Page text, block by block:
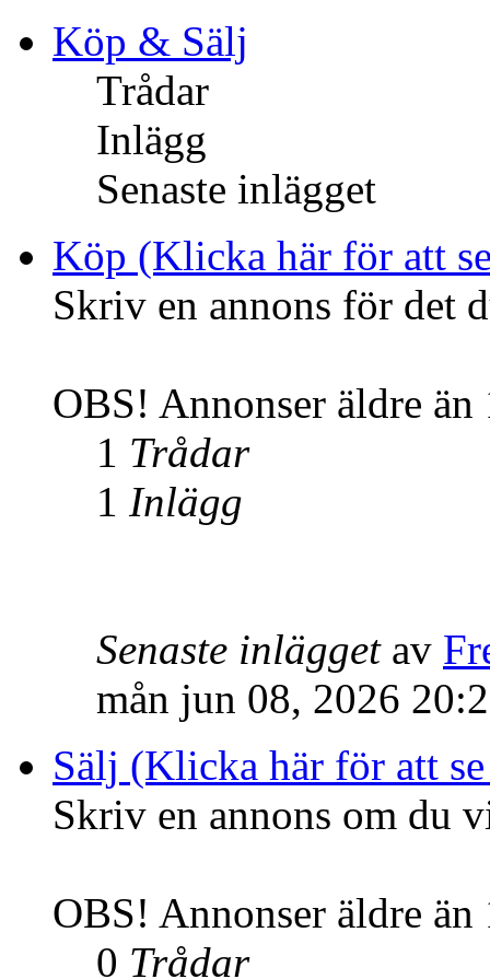
Köp & Sälj
Trådar
Inlägg
Senaste inlägget
Köp (Klicka här för att
Skriv en annons för det
OBS! Annonser äldre
1 Trådar
1 Inlägg
Senaste inläggetav
mån jun 08, 2026
Sälj (Klicka här för att
Skriv en annons om du
OBS! Annonser äldre
0 Trådar